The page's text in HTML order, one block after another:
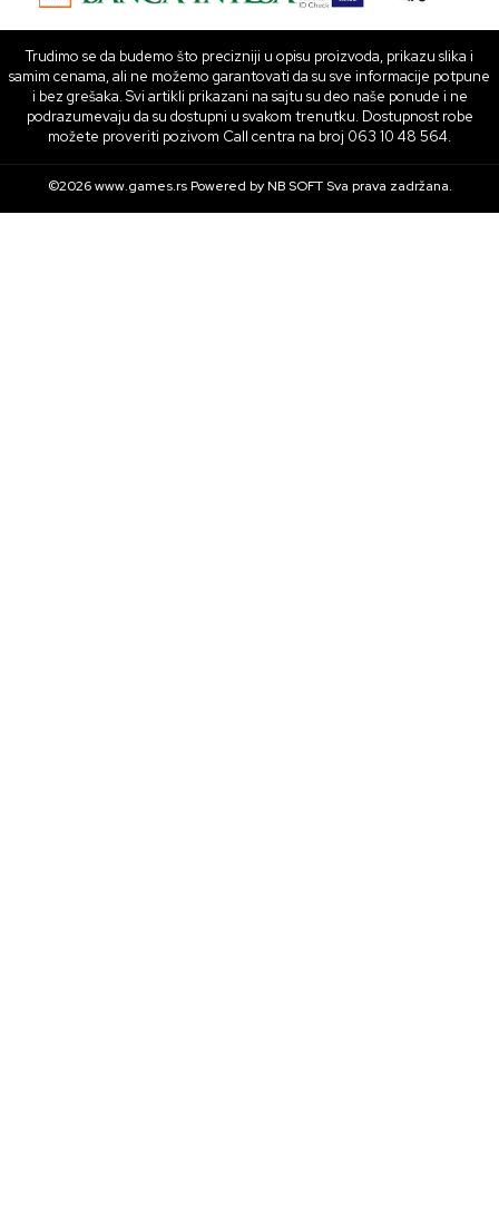
Trudimo se da budemo što precizniji u opisu proizvoda, prikazu slika i
samim cenama, ali ne možemo garantovati da su sve informacije potpune
i bez grešaka. Svi artikli prikazani na sajtu su deo naše ponude i ne
podrazumevaju da su dostupni u svakom trenutku. Dostupnost robe
možete proveriti pozivom Call centra na broj 063 10 48 564.
©2026www.games.rs Powered byNB SOFTSva prava zadržana.